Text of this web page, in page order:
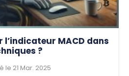
MACD dans
?
le 21 Mar. 2025